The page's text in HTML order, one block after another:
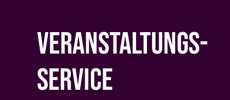
VERANSTALTUNGS-
SERVICE